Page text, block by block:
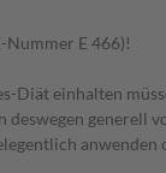
E 466)!
Diät einhalten